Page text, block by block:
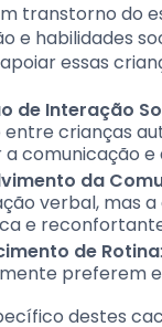
transtorno do
e habilidades
essas
de Interação
crianças
comunicação
da
verbal, mas
e
de Rotina
preferem
destes